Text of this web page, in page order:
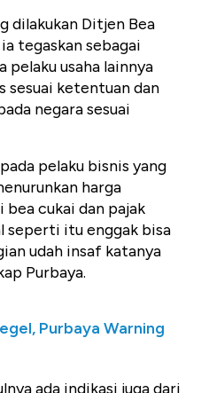
dilakukan Ditjen Bea
tegaskan sebagai
pelaku usaha lainnya
sesuai ketentuan dan
negara sesuai
pelaku bisnis yang
harga
cukai dan pajak
seperti itu enggak bisa
udah insaf katanya
Purbaya.
Purbaya Warning
ada indikasi juga dari